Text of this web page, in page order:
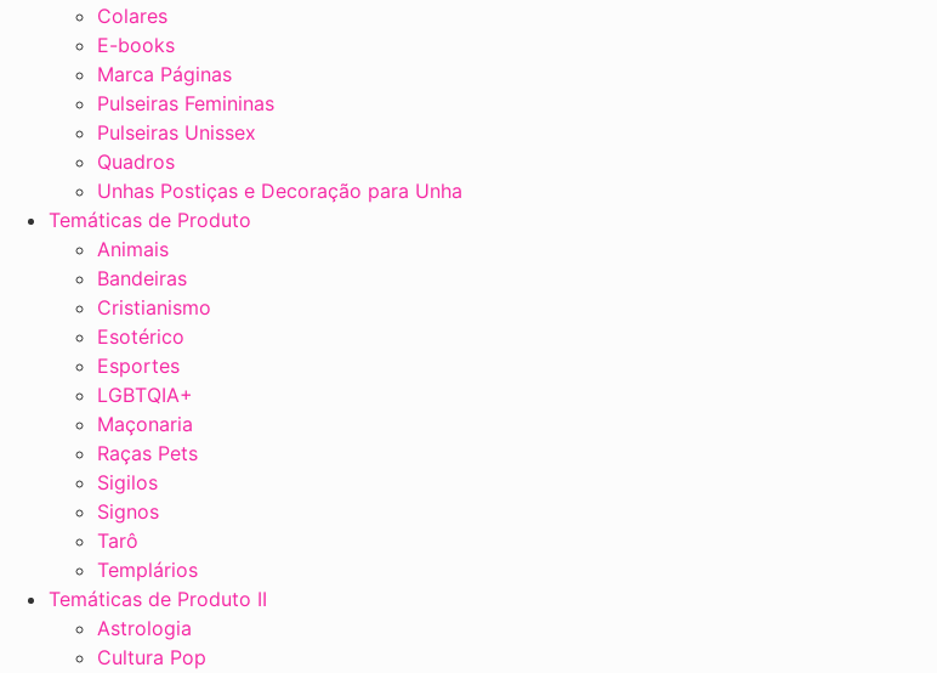
Colares
E-books
Marca Páginas
Pulseiras Femininas
Pulseiras Unissex
Quadros
Unhas Postiças e Decoração para Unha
Temáticas de Produto
Animais
Bandeiras
Cristianismo
Esotérico
Esportes
LGBTQIA+
Maçonaria
Raças Pets
Sigilos
Signos
Tarô
Templários
Temáticas de Produto II
Astrologia
Cultura Pop